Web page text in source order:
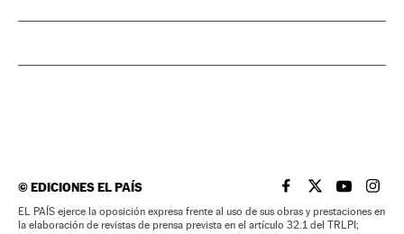
©EDICIONES EL PAÍS EL PAÍS BRASIL EN
EL PAÍSEL PAÍS
EL
EL PAÍS ejerce la oposición expresa frente al uso de sus obras y prestaciones en
la elaboración de revistas de prensa prevista en el artículo 32.1 del TRLPI;